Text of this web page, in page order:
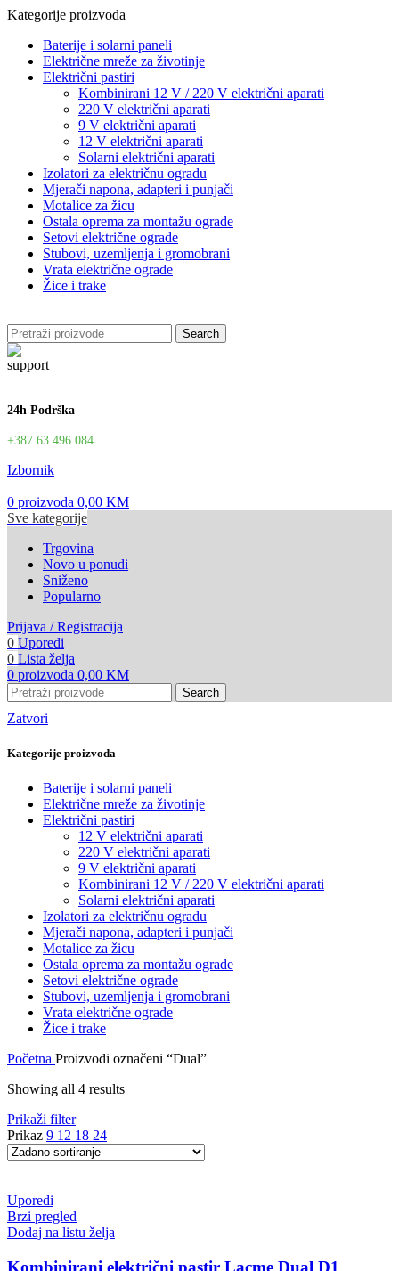
Kategorije proizvoda
Baterije i solarni paneli
Električne mreže za životinje
Električni pastiri
Kombinirani 12 V / 220 V električni aparati
220 V električni aparati
9 V električni aparati
12 V električni aparati
Solarni električni aparati
Izolatori za električnu ogradu
Mjerači napona, adapteri i punjači
Motalice za žicu
Ostala oprema za montažu ograde
Setovi električne ograde
Stubovi, uzemljenja i gromobrani
Vrata električne ograde
Žice i trake
Search
24h Podrška
+387 63 496 084
Izbornik
0 proizvoda 0,00 KM
Sve kategorije
Trgovina
Novo u ponudi
Sniženo
Popularno
Prijava / Registracija
0 Uporedi
0 Lista želja
0 proizvoda 0,00 KM
Search
Zatvori
Kategorije proizvoda
Baterije i solarni paneli
Električne mreže za životinje
Električni pastiri
12 V električni aparati
220 V električni aparati
9 V električni aparati
Kombinirani 12 V / 220 V električni aparati
Solarni električni aparati
Izolatori za električnu ogradu
Mjerači napona, adapteri i punjači
Motalice za žicu
Ostala oprema za montažu ograde
Setovi električne ograde
Stubovi, uzemljenja i gromobrani
Vrata električne ograde
Žice i trake
Početna Proizvodi označeni “Dual”
Showing all 4 results
Prikaži filter
Prikaz 9 12 18 24
Uporedi
Brzi pregled
Dodaj na listu želja
Kombinirani električni pastir Lacme Dual D1